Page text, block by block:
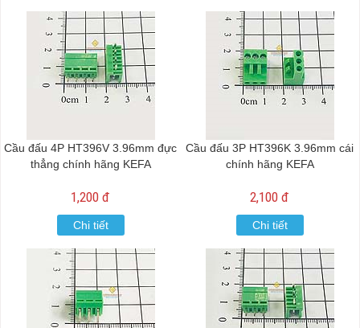
Cầu đấu 4P HT396V 3.96mm đực
thẳng chính hãng KEFA
1,200 đ
Chi tiết
Cầu đấu 3P HT396K 3.96mm cái
chính hãng KEFA
2,100 đ
Chi tiết